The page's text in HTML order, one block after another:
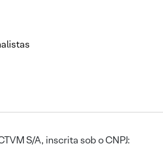
S/A, inscrita sob o CNPJ: